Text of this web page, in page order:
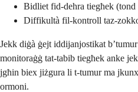
Bidliet fid-dehra tiegħek
Diffikultà fil-kontroll taz-
Jekk diġà ġejt iddijanjostikat
monitoraġġ tat-tabib tiegħek anke
jgħin biex jiżgura li t-tumur ma
ormoni.